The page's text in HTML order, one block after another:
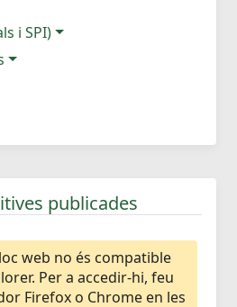
i SPI)
publicades
web no és compatible
Per a accedir-hi, feu
Firefox o Chrome en les